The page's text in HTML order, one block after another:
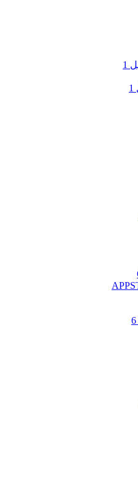
1
1
6